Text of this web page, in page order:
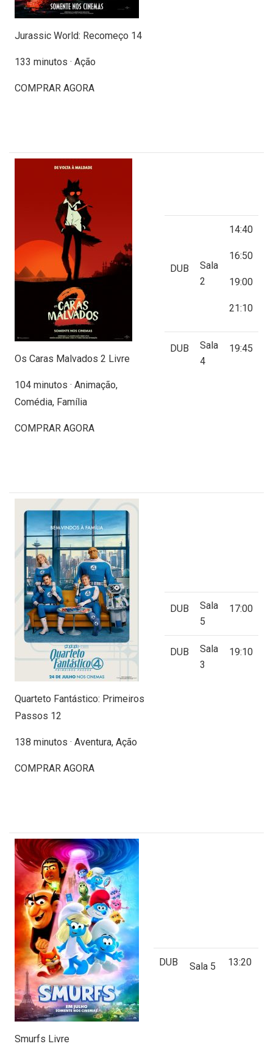
Jurassic World: Recomeço 14
133 minutos · Ação
COMPRAR AGORA
Os Caras Malvados 2 Livre
104 minutos · Animação,
Comédia, Família
COMPRAR AGORA
DUB
Sala
2
14:40
16:50
19:00
21:10
DUB
Sala
4
19:45
Quarteto Fantástico: Primeiros
Passos 12
138 minutos · Aventura, Ação
COMPRAR AGORA
DUB
Sala
5
17:00
DUB
Sala
3
19:10
Smurfs Livre
DUB Sala 5 13:20